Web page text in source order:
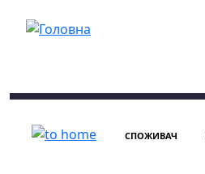
СПОЖИВАЧ